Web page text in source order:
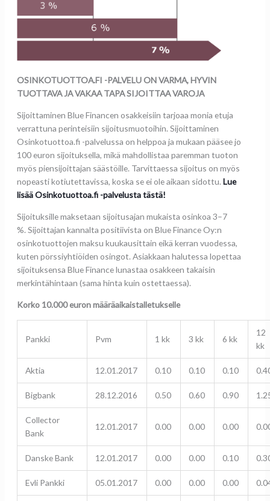
OSINKOTUOTTOA.FI -PALVELU ON VARMA, HYVIN
TUOTTAVA JA VAKAA TAPA SIJOITTAA VAROJA
Sijoittaminen Blue Financen osakkeisiin tarjoaa monia etuja
verrattuna perinteisiin sijoitusmuotoihin. Sijoittaminen
Osinkotuottoa.fi -palvelussa on helppoa ja mukaan pääsee jo
100 euron sijoituksella, mikä mahdollistaa paremman tuoton
myös piensijoittajan säästöille. Tarvittaessa sijoitus on myös
nopeasti kotiutettavissa, koska se ei ole aikaan sidottu.Lue
lisää Osinkotuottoa.fi -palvelusta tästä!
Sijoituksille maksetaan sijoitusajan mukaista osinkoa 3–7
%. Sijoittajan kannalta positiivista on Blue Finance Oy:n
osinkotuottojen maksu kuukausittain eikä kerran vuodessa,
kuten pörssiyhtiöiden osingot. Asiakkaan halutessa lopettaa
sijoituksensa Blue Finance lunastaa osakkeen takaisin
merkintähintaan (sama hinta kuin ostettaessa).
Korko 10.000 euron määräaikaistalletukselle
Pankki Pvm 1 kk 3 kk 6 kk
12
kk
Aktia 12.01.2017 0.10 0.10 0.10
Bigbank 28.12.2016 0.50 0.60 0.90
Collector
Bank
12.01.2017 0.00 0.00 0.00
Danske Bank 12.01.2017 0.00 0.00 0.10
Evli Pankki 05.01.2017 0.00 0.00 0.00